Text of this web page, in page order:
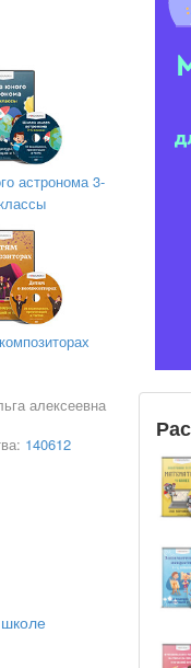
астронома 3-
алексеевна
140612